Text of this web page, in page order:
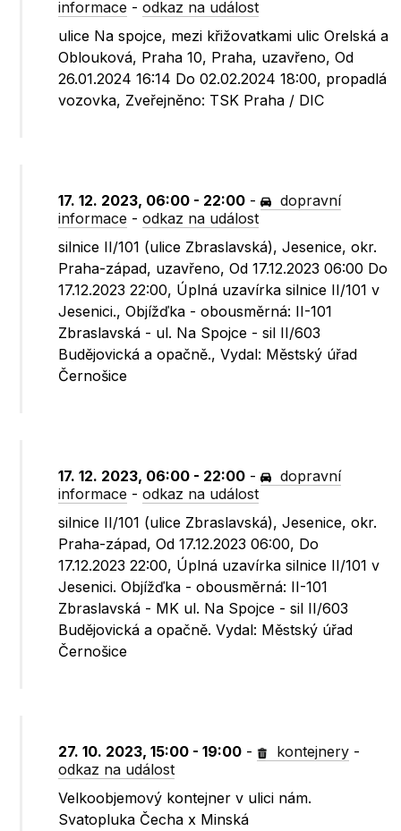
informace -odkaz na událost
ulice Na spojce, mezi křižovatkami ulic Orelská a
Oblouková, Praha 10, Praha, uzavřeno, Od
26.01.2024 16:14 Do 02.02.2024 18:00, propadlá
vozovka, Zveřejněno: TSK Praha / DIC
17. 12. 2023, 06:00 - 22:00 -
dopravní
informace -odkaz na událost
silnice II/101 (ulice Zbraslavská), Jesenice, okr.
Praha-západ, uzavřeno, Od 17.12.2023 06:00 Do
17.12.2023 22:00, Úplná uzavírka silnice II/101 v
Jesenici., Objížďka - obousměrná: II-101
Zbraslavská - ul. Na Spojce - sil II/603
Budějovická a opačně., Vydal: Městský úřad
Černošice
17. 12. 2023, 06:00 - 22:00 -
dopravní
informace -odkaz na událost
silnice II/101 (ulice Zbraslavská), Jesenice, okr.
Praha-západ, Od 17.12.2023 06:00, Do
17.12.2023 22:00, Úplná uzavírka silnice II/101 v
Jesenici. Objížďka - obousměrná: II-101
Zbraslavská - MK ul. Na Spojce - sil II/603
Budějovická a opačně. Vydal: Městský úřad
Černošice
27. 10. 2023, 15:00 - 19:00 - kontejnery -
odkaz na událost
Velkoobjemový kontejner v ulici nám.
Svatopluka Čecha x Minská